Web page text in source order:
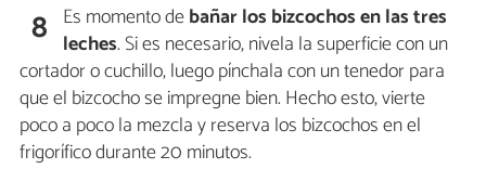
8 Es momento debañar los bizcochos en las tres
leches. Si es necesario, nivela la superficie con un
cortador o cuchillo, luego pínchala con un tenedor para
que el bizcocho se impregne bien. Hecho esto, vierte
poco a poco la mezcla y reserva los bizcochos en el
frigorífico durante 20 minutos.